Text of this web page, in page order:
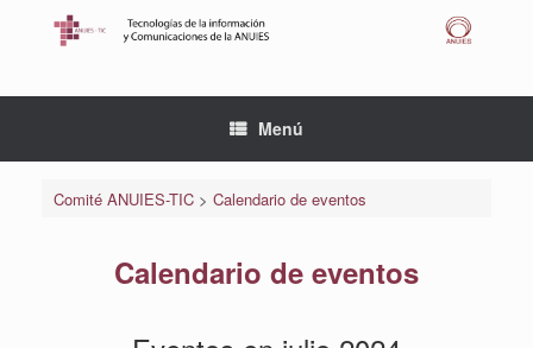
Menú
Comité ANUIES-TIC> Calendario de eventos
Calendario de eventos